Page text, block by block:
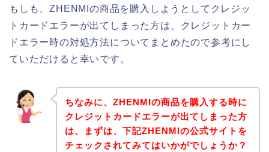
もしも、ZHENMIの商品を購入しようとしてクレジッ
トカードエラーが出てしまった方は、クレジットカー
ドエラー時の対処方法についてまとめたので参考にし
ていただけると幸いです。
ちなみに、ZHENMIの商品を購入する時に
クレジットカードエラーが出てしまった方
は、まずは、下記ZHENMIの公式サイトを
チェックされてみてはいかがでしょうか？